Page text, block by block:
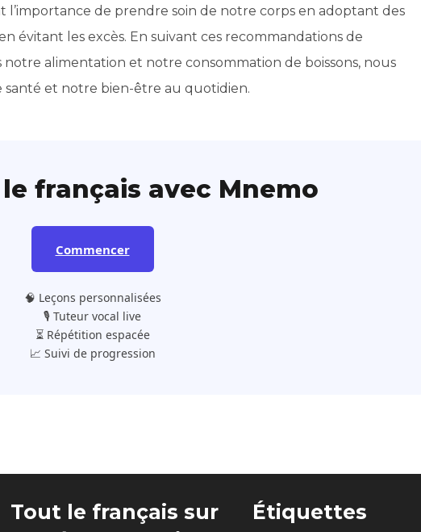
l’importance de prendre soin de notre corps en adoptant des
évitant les excès. En suivant ces recommandations de
alimentation et notre consommation de boissons, nous
et notre bien-être au quotidien.
français avec Mnemo
Commencer
🧠 Leçons personnalisées
🎙️ Tuteur vocal live
⏳ Répétition espacée
📈 Suivi de progression
Tout le français sur
Étiquettes